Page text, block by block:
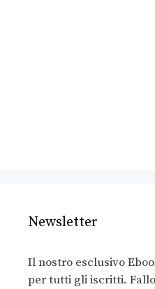
Newsletter
Il nostro esclusivo
per tutti gli iscritti.